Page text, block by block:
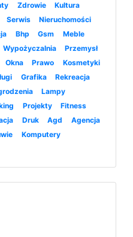
Zdrowie
Kultura
Serwis
Nieruchomości
Bhp Gsm
Meble
Wypożyczalnia
Przemysł
Okna Prawo
Kosmetyki
Grafika
Rekreacja
Lampy
Projekty
Fitness
Druk Agd
Agencja
Komputery